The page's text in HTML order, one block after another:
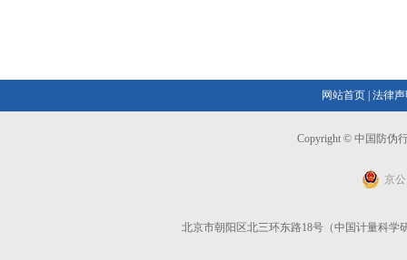
网站首页 法律
Copyright © 中国防伪
京公
北京市朝阳区北三环东路18号（中国计量科